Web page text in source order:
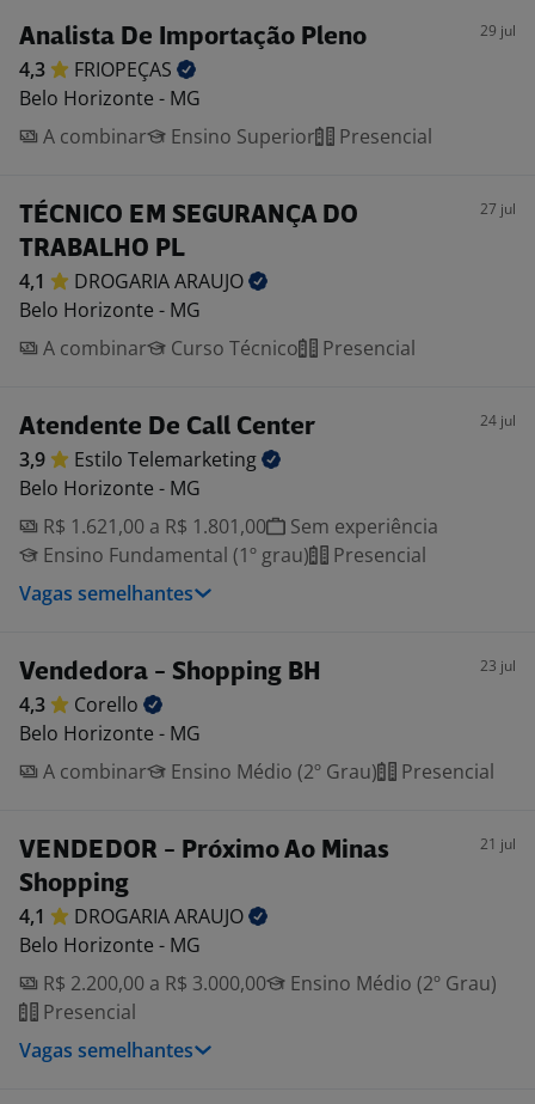
Analista De Importação Pleno 29 jul
4,3
FRIOPEÇAS
Belo Horizonte - MG
A combinar
Ensino Superior Presencial
TÉCNICO EM SEGURANÇA DO
TRABALHO PL
27 jul
4,1 DROGARIAARAUJO
Belo Horizonte - MG
A combinar
Curso Técnico Presencial
Atendente De Call Center 24 jul
3,9 Estilo Telemarketing
Belo Horizonte - MG
R$ 1.621,00 a R$ 1.801,00
Sem experiência
Ensino Fundamental (1º grau)
Presencial
Vagas semelhantes
Vendedora - Shopping BH 23 jul
4,3
Corello
Belo Horizonte - MG
A combinar
Ensino Médio (2º Grau) Presencial
VENDEDOR - Próximo Ao Minas
Shopping
21 jul
4,1 DROGARIAARAUJO
Belo Horizonte - MG
R$ 2.200,00 a R$ 3.000,00
Ensino Médio (2º Grau)
Presencial
Vagas semelhantes